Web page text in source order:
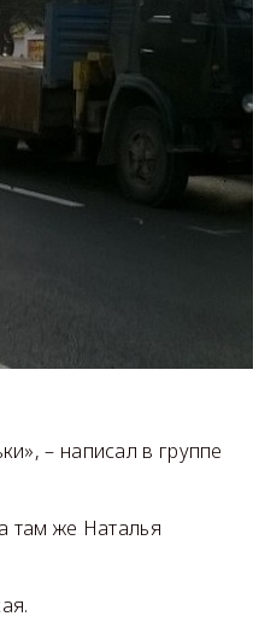
– написал в группе
там же Наталья